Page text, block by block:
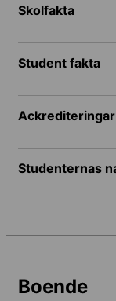
Skolfakta
Student fakta
Ackrediteringar
Studenternas
Boende